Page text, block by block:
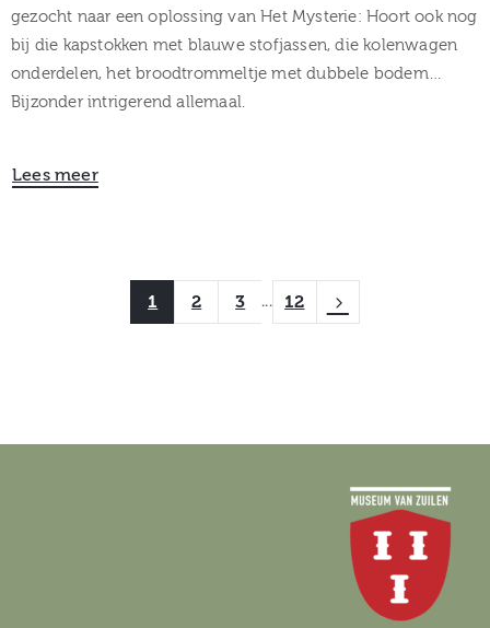
gezocht naar een oplossing van Het Mysterie: Hoort ook nog
bij die kapstokken met blauwe stofjassen, die kolenwagen
onderdelen, het broodtrommeltje met dubbele bodem…
Bijzonder intrigerend allemaal.
Lees meer
1 2 3 ... 12